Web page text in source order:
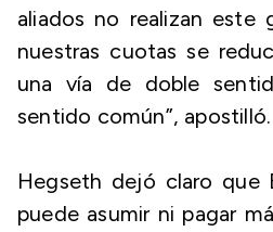
aliados no realizan este
nuestras cuotas se
una vía de doble
sentido común”, apostilló.
Hegseth dejó claro que
puede asumir ni pagar